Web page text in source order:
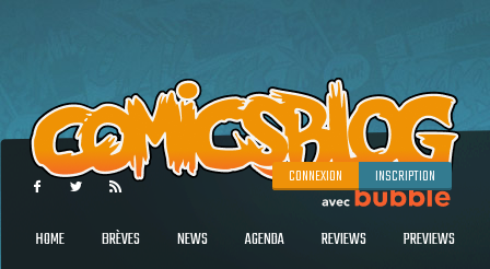
CONNEXION INSCRIPTION
HOME BRÈVES NEWS AGENDA REVIEWS PREVIEWS